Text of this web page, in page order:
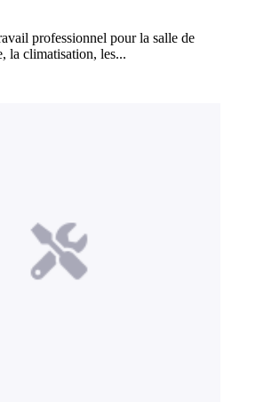
professionnel pour la salle de
la climatisation, les...